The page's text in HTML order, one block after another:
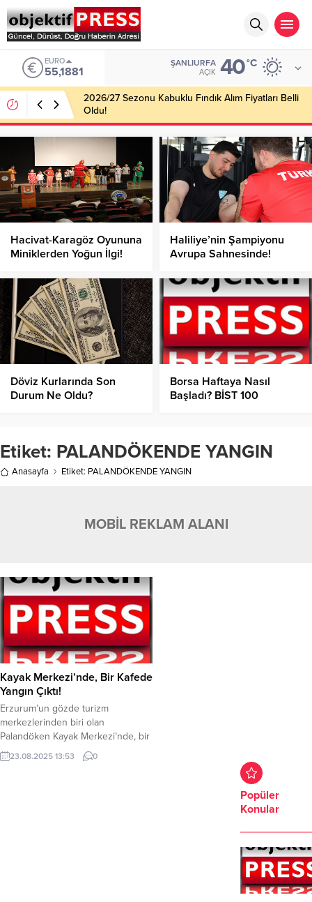
EURO
55,1881
ŞANLIURFA
AÇIK 40°C
2026/27 Sezonu Kabuklu Fındık Alım Fiyatları Belli
Oldu!
Hacivat-Karagöz Oyununa
Miniklerden Yoğun İlgi!
Haliliye’nin Şampiyonu
Avrupa Sahnesinde!
Döviz Kurlarında Son
Durum Ne Oldu?
Borsa Haftaya Nasıl
Başladı? BİST 100
Etiket: PALANDÖKENDE YANGIN
Anasayfa Etiket: PALANDÖKENDE YANGIN
MOBİL REKLAM ALANI
Kayak Merkezi’nde, Bir Kafede
Yangın Çıktı!
Erzurum’un gözde turizm
merkezlerinden biri olan
Palandöken Kayak Merkezi’nde, bir
kafede yangın çıktı. Yangın, henüz
belirlenemeyen bir nedenle tadilat
23.08.2025 13:53 0
Popüler
Konular